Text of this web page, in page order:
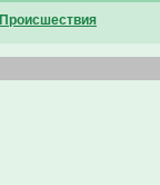
Проиcшествия